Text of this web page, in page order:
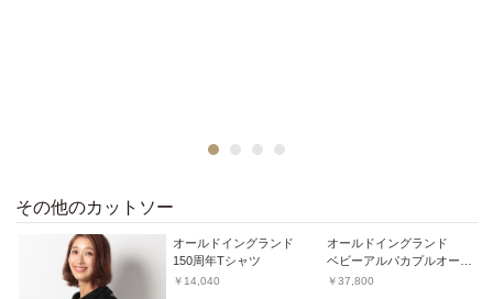
2 3 4
その他のカットソー
オールドイングランド
150周年Tシャツ
￥14,040
オールドイングランド
￥37,800